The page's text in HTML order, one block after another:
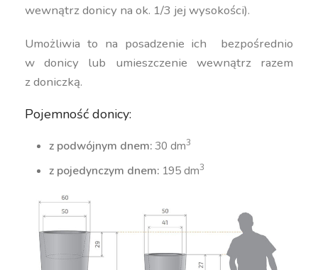
wewnątrz donicy na ok. 1/3 jej wysokości).
Umożliwia to na posadzenie ich bezpośrednio
w donicy lub umieszczenie wewnątrz razem
z doniczką.
Pojemność donicy:
z podwójnym dnem:30 dm3
z pojedynczym dnem: 195 dm3